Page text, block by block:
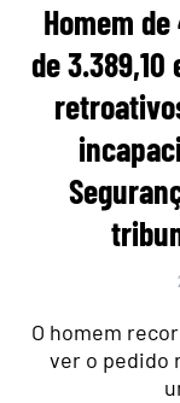
Homem
de
O homem
ver o pedido